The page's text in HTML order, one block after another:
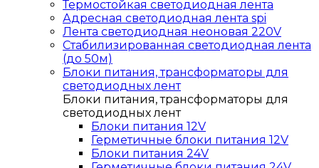
Термостойкая светодиодная лента
Адресная светодиодная лента spi
Лента светодиодная неоновая 220V
Стабилизированная светодиодная лента
(до 50м)
Блоки питания, трансформаторы для
светодиодных лент
Блоки питания, трансформаторы для
светодиодных лент
Блоки питания 12V
Герметичные блоки питания 12V
Блоки питания 24V